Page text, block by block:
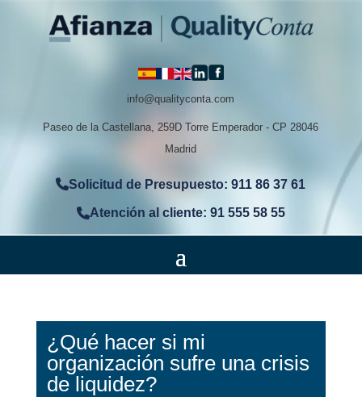
info@qualityconta.com
Paseo de la Castellana, 259D Torre Emperador - CP 28046
Madrid
Solicitud de Presupuesto: 911 86 37 61
Atención al cliente: 91 555 58 55
¿Qué hacer si mi
organización sufre una crisis
de liquidez?